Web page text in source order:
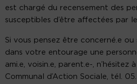
est chargé du recensement des
susceptibles d’être affectées par
Si vous pensez être concerné.e ou
dans votre entourage une
ami.e, voisin.e, parent.e-,
Communal d’Action Sociale, tél.